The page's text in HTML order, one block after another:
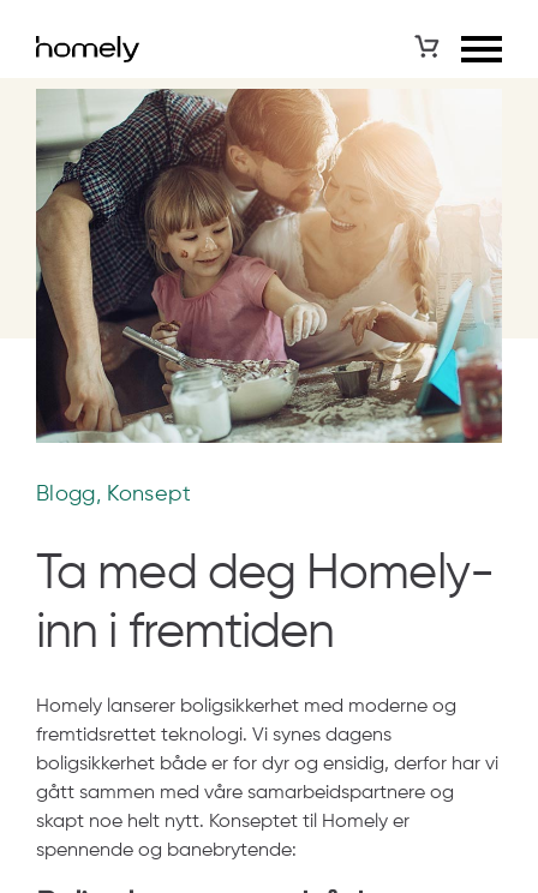
Blogg, Konsept
Ta med deg Homely­
inn i fremtiden
Homely lanserer boligsikkerhet med moderne og
fremtidsrettet teknologi. Vi synes dagens
boligsikkerhet både er for dyr og ensidig, derfor har vi
gått sammen med våre samarbeidspartnere og
skapt noe helt nytt. Konseptet til Homely er
spennende og banebrytende: